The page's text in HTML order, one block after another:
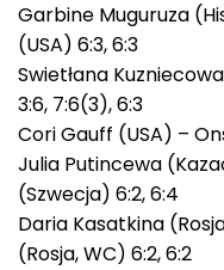
Garbine Muguruza
(USA) 6:3, 6:3
Swietłana
3:6, 7:6(3), 6:3
Cori Gauff (USA) –
Julia Putincewa
(Szwecja) 6:2, 6:4
Daria Kasatkina
(Rosja, WC) 6:2, 6:2